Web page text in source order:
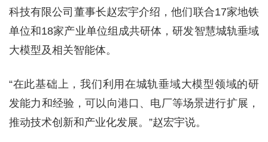
科技有限公司董事长赵宏宇介绍，他们联合17家地铁
单位和18家产业单位组成共研体，研发智慧城轨垂域
大模型及相关智能体。
“在此基础上，我们利用在城轨垂域大模型领域的研
发能力和经验，可以向港口、电厂等场景进行扩展，
推动技术创新和产业化发展。”赵宏宇说。